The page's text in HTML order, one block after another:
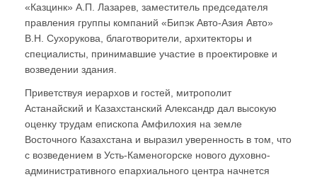
«Казцинк» А.П. Лазарев, заместитель председателя
правления группы компаний «Бипэк Авто-Азия Авто»
В.Н. Сухорукова, благотворители, архитекторы и
специалисты, принимавшие участие в проектировке и
возведении здания.
Приветствуя иерархов и гостей, митрополит
Астанайский и Казахстанский Александр дал высокую
оценку трудам епископа Амфилохия на земле
Восточного Казахстана и выразил уверенность в том, что
с возведением в Усть-Каменогорске нового духовно-
административного епархиального центра начнется